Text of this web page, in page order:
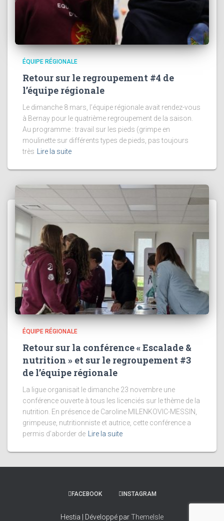
ÉQUIPE RÉGIONALE
Retour sur le regroupement #4 de
l’équipe régionale
Le dimanche 8 mars, l’équipe régionale avait rendez-vous
à Bernay pour le quatrième regroupement de la saison.
Au programme : travail sur les pieds (grimpe en
moulinette sur différents types de pieds, pas toujours
très Lire la suite
ÉQUIPE RÉGIONALE
Retour sur la conférence « Escalade &
nutrition » et sur le regroupement #3
de l’équipe régionale
La ligue organisait le dimanche 23 novembre une
conférence ouverte à tous les licenciés sur le thème de la
nutrition. En présence de Caroline MILENKOVIC-MESSIN,
grimpeuse, nutritionniste et autrice, cette conférence a
permis d’aborder de
Lire la suite
FACEBOOK INSTAGRAM
Hestia | Développé parThemeIsle